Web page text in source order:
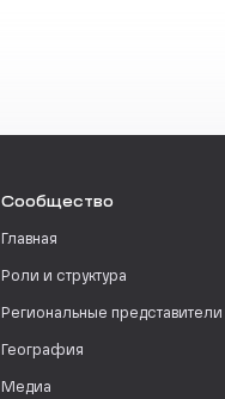
Сообщество
Главная
Роли и структура
Региональные представители
География
Медиа